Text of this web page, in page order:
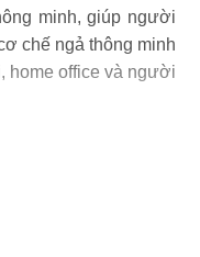
minh, giúp người
chế ngả thông minh
home office và người